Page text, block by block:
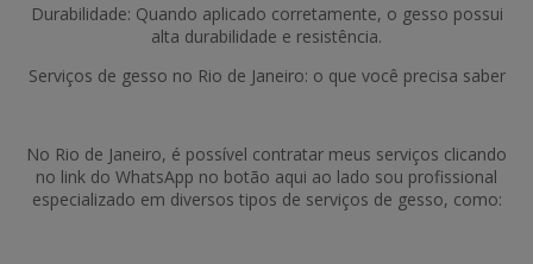
Durabilidade: Quando aplicado corretamente, o gesso possui
alta durabilidade e resistência.
Serviços de gesso no Rio de Janeiro: o que você precisa saber
No Rio de Janeiro, é possível contratar meus serviços clicando
no link do WhatsApp no botão aqui ao lado sou profissional
especializado em diversos tipos de serviços de gesso, como: